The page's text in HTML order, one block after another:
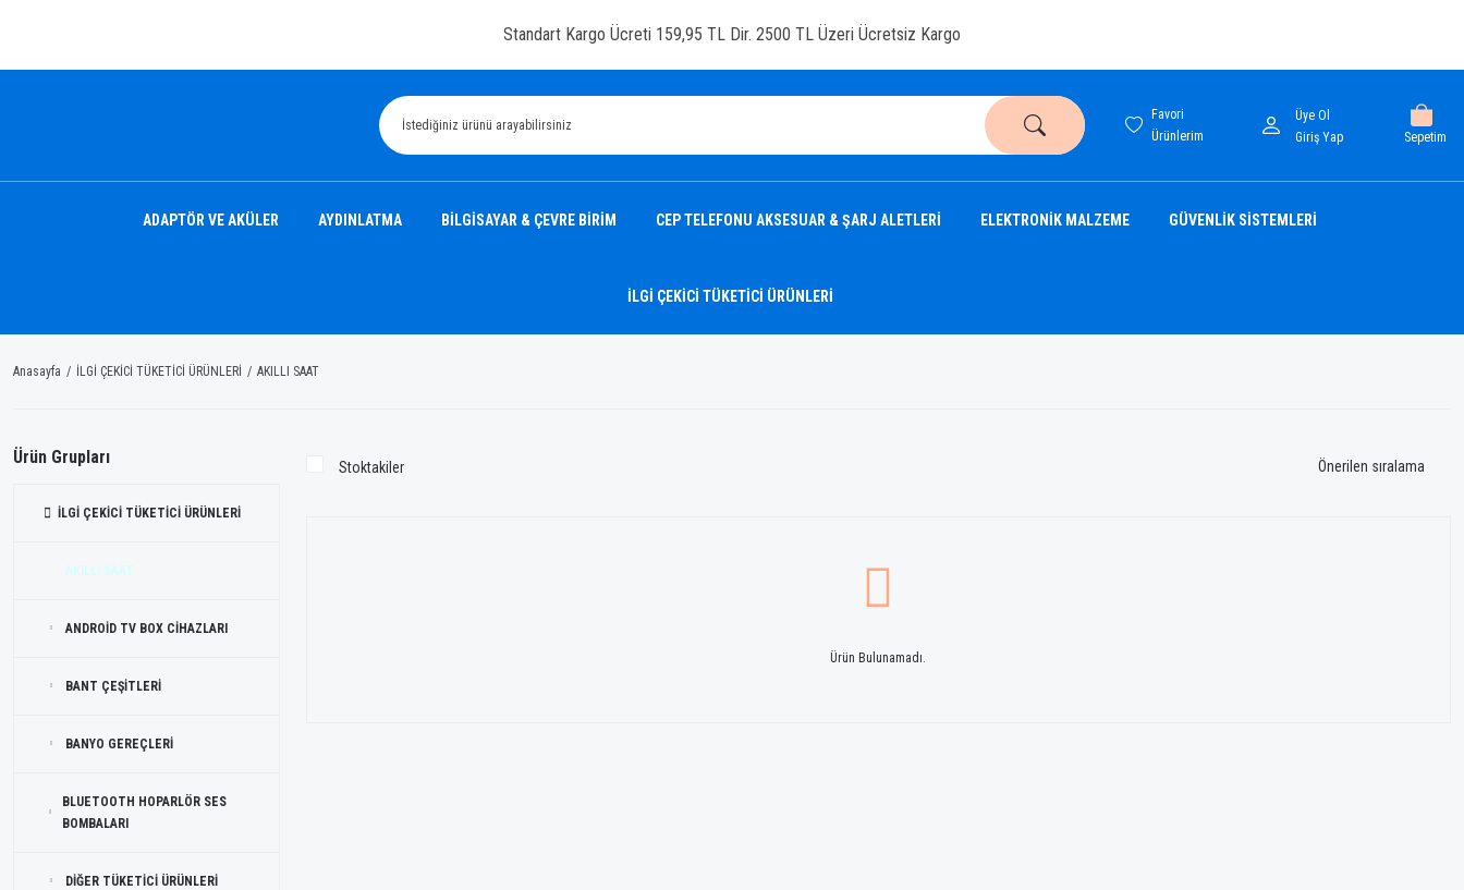
Standart Kargo Ücreti 159,95 TL Dir. 2500 TL Üzeri Ücretsiz Kargo
Favori
Ürünlerim
Giriş Yap
Üye Ol
Sepetim
ADAPTÖR VE AKÜLER AYDINLATMA BİLGİSAYAR & ÇEVRE BİRİM CEP TELEFONU AKSESUAR & ŞARJ ALETLERİ ELEKTRONİK MALZEME GÜVENLİK SİSTEMLERİ
İLGİ ÇEKİCİ TÜKETİCİ ÜRÜNLERİ
Anasayfa İLGİ ÇEKİCİ TÜKETİCİ ÜRÜNLERİ AKILLI SAAT
Ürün Grupları
İLGİ ÇEKİCİ TÜKETİCİ ÜRÜNLERİ
AKILLI SAAT
ANDROİD TV BOX CİHAZLARI
BANT ÇEŞİTLERİ
BANYO GEREÇLERİ
BLUETOOTH HOPARLÖR SES
BOMBALARI
DİĞER TÜKETİCİ ÜRÜNLERİ
Stoktakiler
Ürün Bulunamadı.